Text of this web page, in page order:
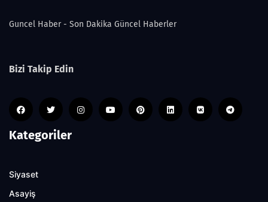
Guncel Haber - Son Dakika Güncel Haberler
Bizi Takip Edin
Kategoriler
Siyaset
Asayiş